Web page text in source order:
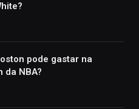
pode gastar na
da NBA?